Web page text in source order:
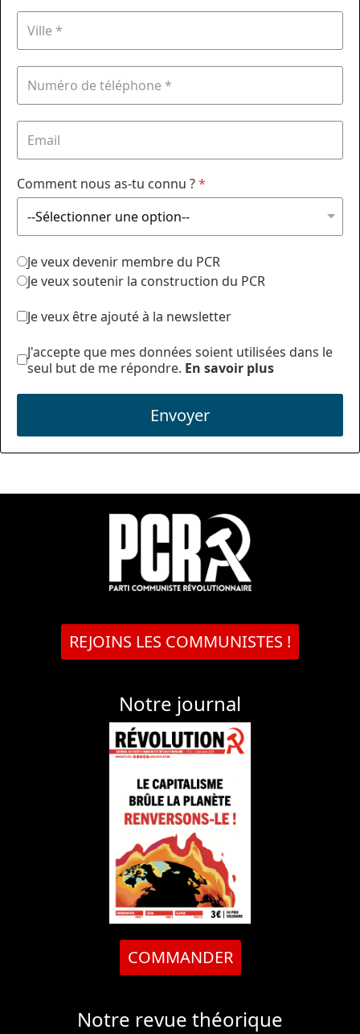
Comment nous as-tu connu ?*
Je veux devenir membre du PCR
Je veux soutenir la construction du PCR
Je veux être ajouté à la newsletter
J'accepte que mes données soient utilisées dans le
seul but de me répondre. En savoir plus
Envoyer
REJOINS LES COMMUNISTES !
Notre journal
COMMANDER
Notre revue théorique